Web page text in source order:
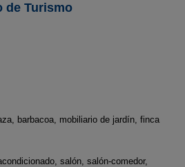
de Turismo
barbacoa, mobiliario de jardín, finca
salón, salón-comedor,